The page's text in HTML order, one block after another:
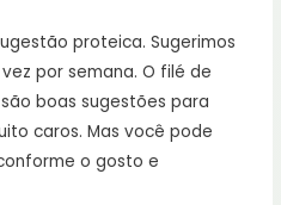
proteica. Sugerimos
por semana. O filé de
boas sugestões para
caros. Mas você pode
o gosto e